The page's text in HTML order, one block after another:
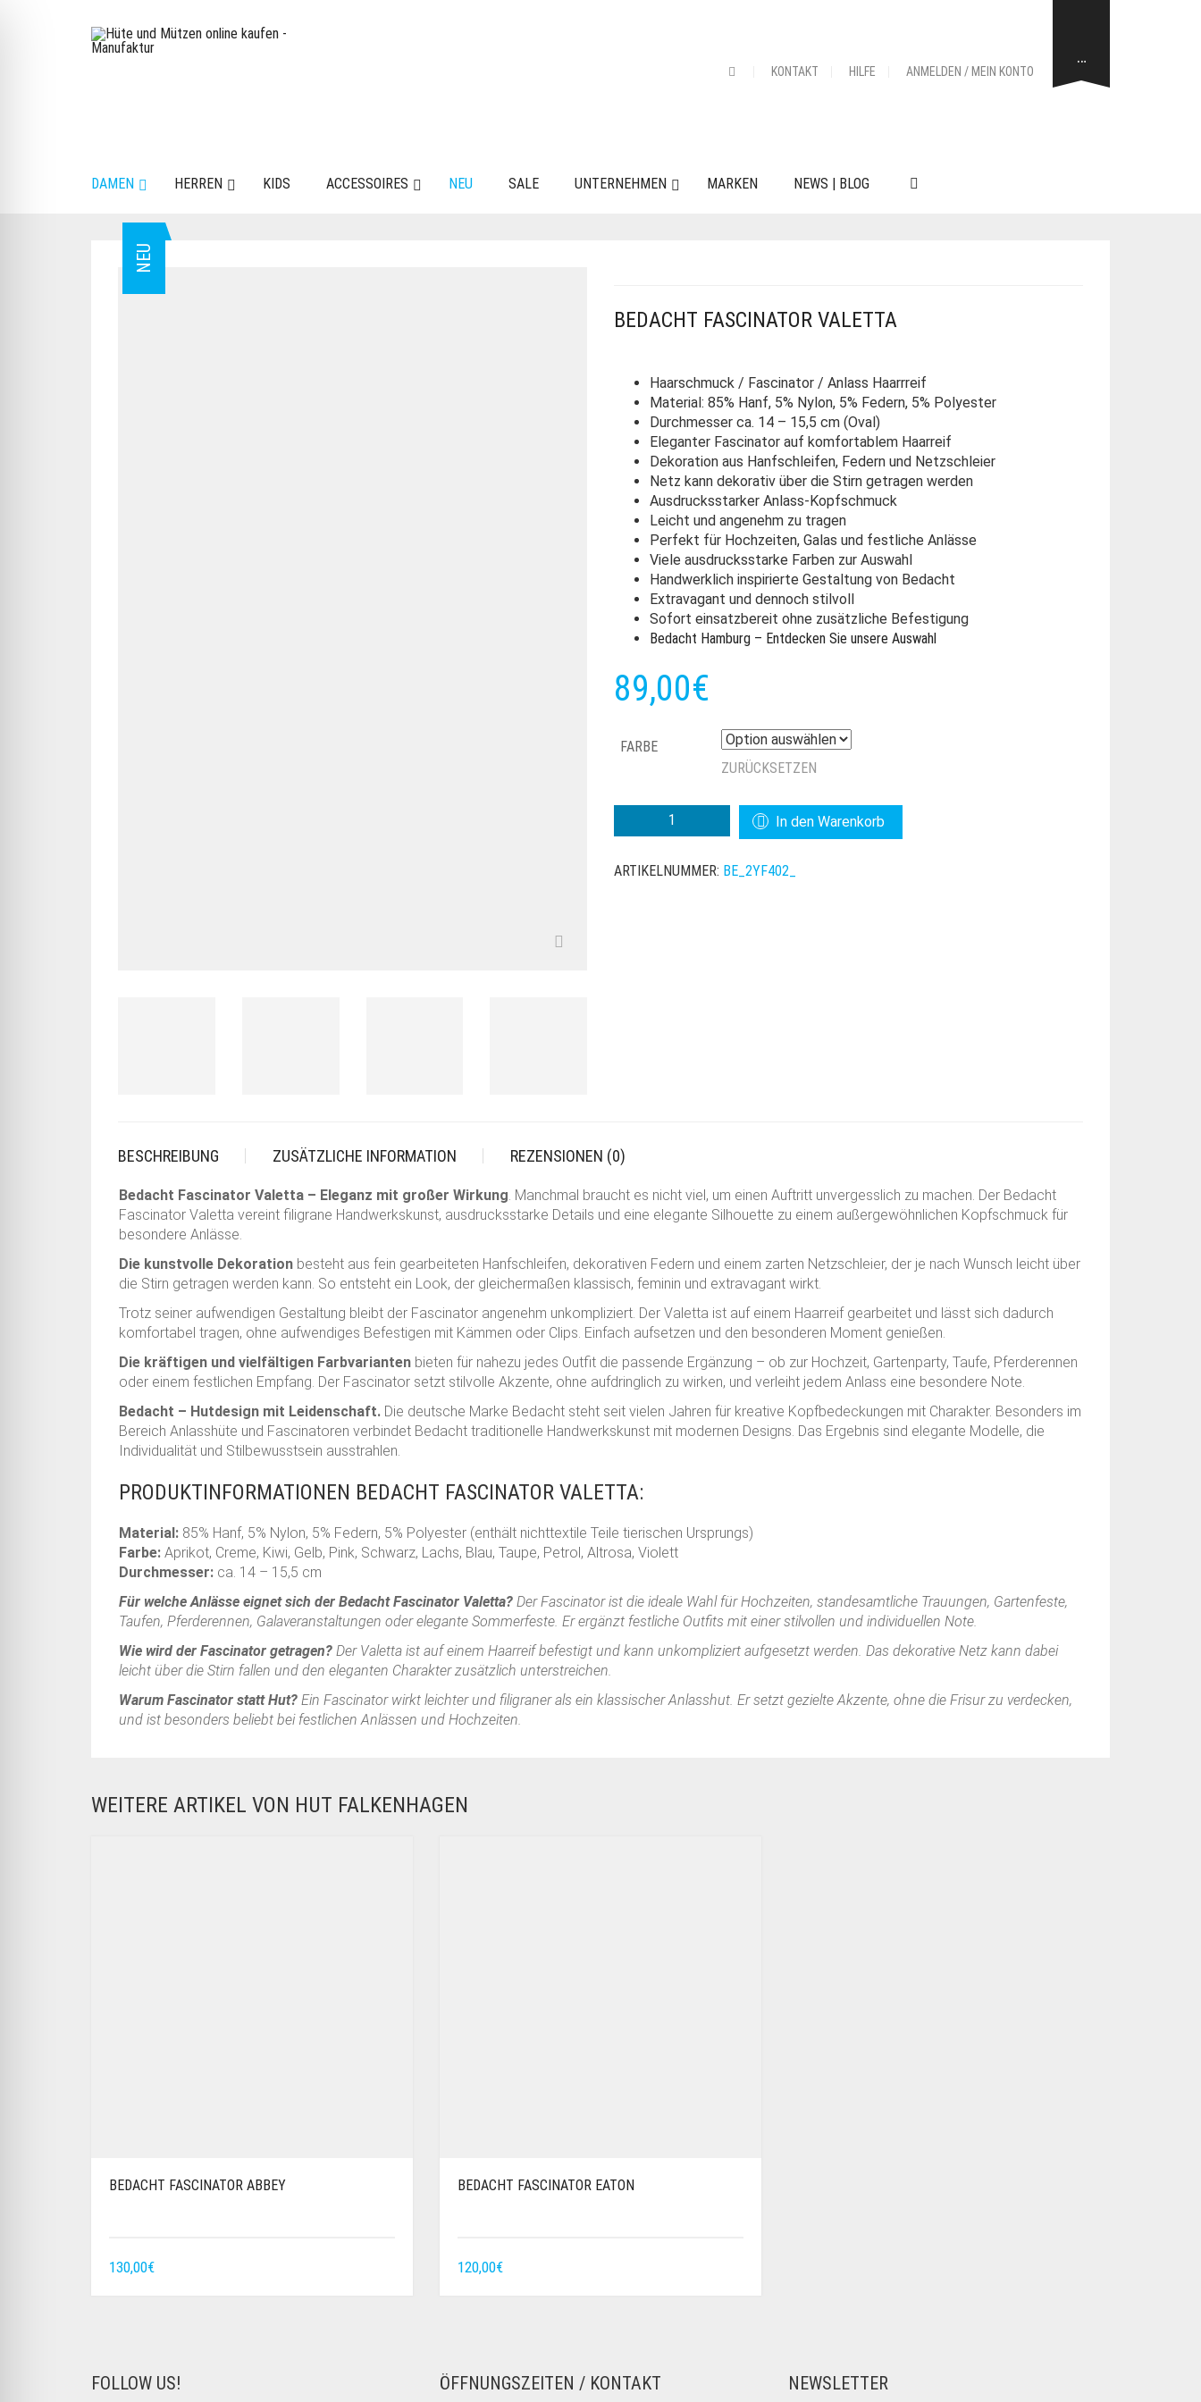
KONTAKT HILFE ANMELDEN / MEIN KONTO
…
DAMEN HERREN KIDS ACCESSOIRES NEU SALE UNTERNEHMEN MARKEN NEWS | BLOG
NEU
BEDACHT FASCINATOR VALETTA
Haarschmuck / Fascinator / Anlass Haarrreif
Material: 85% Hanf, 5% Nylon, 5% Federn, 5% Polyester
Durchmesser ca. 14 – 15,5 cm (Oval)
Eleganter Fascinator auf komfortablem Haarreif
Dekoration aus Hanfschleifen, Federn und Netzschleier
Netz kann dekorativ über die Stirn getragen werden
Ausdrucksstarker Anlass-Kopfschmuck
Leicht und angenehm zu tragen
Perfekt für Hochzeiten, Galas und festliche Anlässe
Viele ausdrucksstarke Farben zur Auswahl
Handwerklich inspirierte Gestaltung von Bedacht
Extravagant und dennoch stilvoll
Sofort einsatzbereit ohne zusätzliche Befestigung
Bedacht Hamburg – Entdecken Sie unsere Auswahl
89,00€
FARBE
ZURÜCKSETZEN
FASCINATOR
MENGE
In den Warenkorb
ARTIKELNUMMER: BE_2YF402_
BESCHREIBUNG ZUSÄTZLICHE INFORMATION REZENSIONEN (0)
Bedacht Fascinator Valetta – Eleganz mit großer Wirkung . Manchmal braucht es nicht viel, um einen Auftritt unvergesslich zu machen. Der Bedacht
Fascinator Valetta vereint filigrane Handwerkskunst, ausdrucksstarke Details und eine elegante Silhouette zu einem außergewöhnlichen Kopfschmuck für
besondere Anlässe.
Die kunstvolle Dekoration besteht aus fein gearbeiteten Hanfschleifen, dekorativen Federn und einem zarten Netzschleier, der je nach Wunsch leicht über
die Stirn getragen werden kann. So entsteht ein Look, der gleichermaßen klassisch, feminin und extravagant wirkt.
Trotz seiner aufwendigen Gestaltung bleibt der Fascinator angenehm unkompliziert. Der Valetta ist auf einem Haarreif gearbeitet und lässt sich dadurch
komfortabel tragen, ohne aufwendiges Befestigen mit Kämmen oder Clips. Einfach aufsetzen und den besonderen Moment genießen.
Die kräftigen und vielfältigen Farbvarianten bieten für nahezu jedes Outfit die passende Ergänzung – ob zur Hochzeit, Gartenparty, Taufe, Pferderennen
oder einem festlichen Empfang. Der Fascinator setzt stilvolle Akzente, ohne aufdringlich zu wirken, und verleiht jedem Anlass eine besondere Note.
Bedacht – Hutdesign mit Leidenschaft. Die deutsche Marke Bedacht steht seit vielen Jahren für kreative Kopfbedeckungen mit Charakter. Besonders im
Bereich Anlasshüte und Fascinatoren verbindet Bedacht traditionelle Handwerkskunst mit modernen Designs. Das Ergebnis sind elegante Modelle, die
Individualität und Stilbewusstsein ausstrahlen.
PRODUKTINFORMATIONEN BEDACHT FASCINATOR VALETTA:
Material: 85% Hanf, 5% Nylon, 5% Federn, 5% Polyester (enthält nichttextile Teile tierischen Ursprungs)
Farbe: Aprikot, Creme, Kiwi, Gelb, Pink, Schwarz, Lachs, Blau, Taupe, Petrol, Altrosa, Violett
Durchmesser: ca. 14 – 15,5 cm
Für welche Anlässe eignet sich der Bedacht Fascinator Valetta? Der Fascinator ist die ideale Wahl für Hochzeiten, standesamtliche Trauungen, Gartenfeste,
Taufen, Pferderennen, Galaveranstaltungen oder elegante Sommerfeste. Er ergänzt festliche Outfits mit einer stilvollen und individuellen Note.
Wie wird der Fascinator getragen? Der Valetta ist auf einem Haarreif befestigt und kann unkompliziert aufgesetzt werden. Das dekorative Netz kann dabei
leicht über die Stirn fallen und den eleganten Charakter zusätzlich unterstreichen.
Warum Fascinator statt Hut? Ein Fascinator wirkt leichter und filigraner als ein klassischer Anlasshut. Er setzt gezielte Akzente, ohne die Frisur zu verdecken,
und ist besonders beliebt bei festlichen Anlässen und Hochzeiten.
WEITERE ARTIKEL VON HUT FALKENHAGEN
BEDACHT FASCINATOR ABBEY
130,00€
BEDACHT FASCINATOR EATON
120,00€
FOLLOW US! ÖFFNUNGSZEITEN / KONTAKT NEWSLETTER